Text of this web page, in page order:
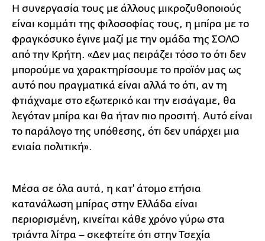
Η συνεργασία τους με άλλους μικροζυθοποιούς
είναι κομμάτι της φιλοσοφίας τους, η μπίρα με το
φραγκόσυκο έγινε μαζί με την ομάδα της ΣΟΛΟ
από την Κρήτη. «Δεν μας πειράζει τόσο το ότι δεν
μπορούμε να χαρακτηρίσουμε το προϊόν μας ως
αυτό που πραγματικά είναι αλλά το ότι, αν τη
φτιάχναμε στο εξωτερικό και την εισάγαμε, θα
λεγόταν μπίρα και θα ήταν πιο προσιτή. Αυτό είναι
το παράλογο της υπόθεσης, ότι δεν υπάρχει μια
ενιαία πολιτική».
Μέσα σε όλα αυτά, η κατ' άτομο ετήσια
κατανάλωση μπίρας στην Ελλάδα είναι
περιορισμένη, κινείται κάθε χρόνο γύρω στα
τριάντα λίτρα – σκεφτείτε ότι στην Τσεχία